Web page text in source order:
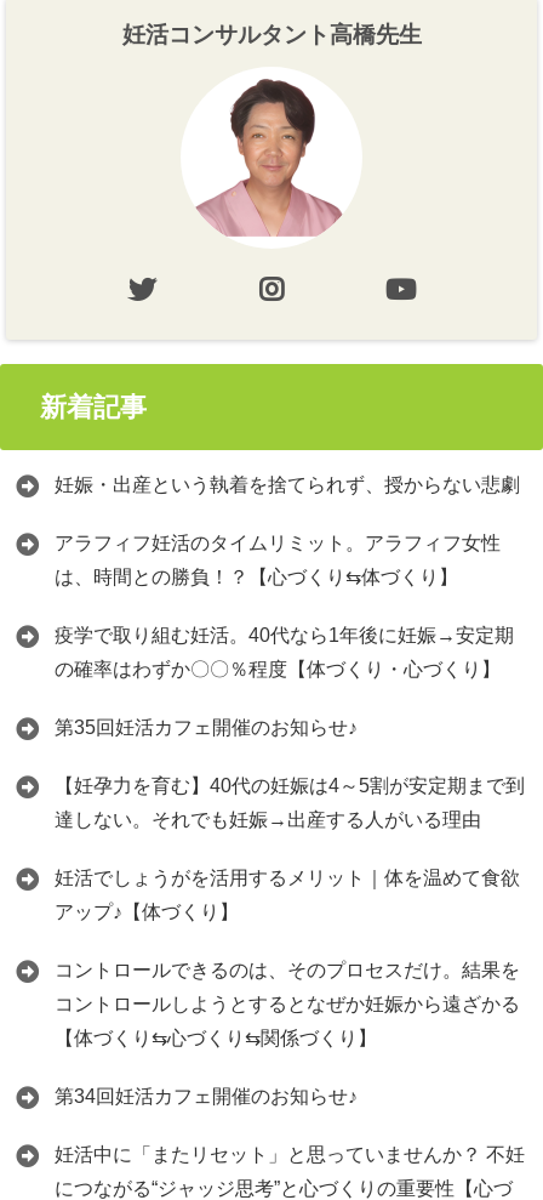
妊活コンサルタント高橋先生
新着記事
妊娠・出産という執着を捨てられず、授からない悲劇
アラフィフ妊活のタイムリミット。アラフィフ女性
は、時間との勝負！？【心づくり⇆体づくり】
疫学で取り組む妊活。40代なら1年後に妊娠→安定期
の確率はわずか〇〇％程度【体づくり・心づくり】
第35回妊活カフェ開催のお知らせ♪
【妊孕力を育む】40代の妊娠は4～5割が安定期まで到
達しない。それでも妊娠→出産する人がいる理由
妊活でしょうがを活用するメリット｜体を温めて食欲
アップ♪【体づくり】
コントロールできるのは、そのプロセスだけ。結果を
コントロールしようとするとなぜか妊娠から遠ざかる
【体づくり⇆心づくり⇆関係づくり】
第34回妊活カフェ開催のお知らせ♪
妊活中に「またリセット」と思っていませんか？ 不妊
につながる“ジャッジ思考”と心づくりの重要性【心づ